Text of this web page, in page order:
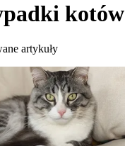
kotów
artykuły